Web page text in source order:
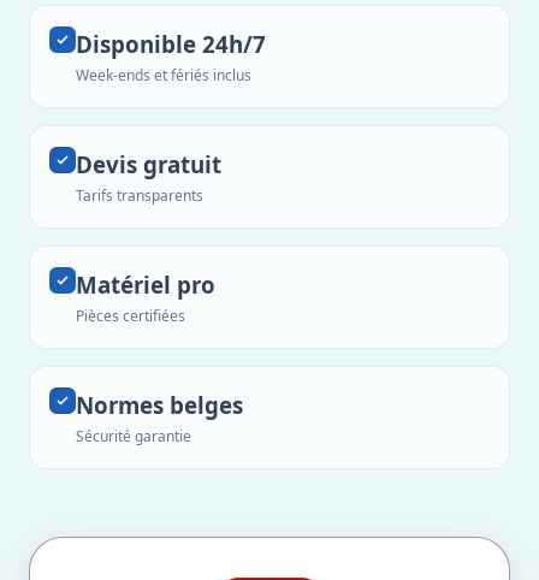
Disponible 24h/7
Week-ends et fériés inclus
Devis gratuit
Tarifs transparents
Matériel pro
Pièces certifiées
Normes belges
Sécurité garantie